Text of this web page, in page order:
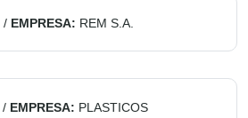
/ EMPRESA: REM S.A.
/ EMPRESA: PLASTICOS